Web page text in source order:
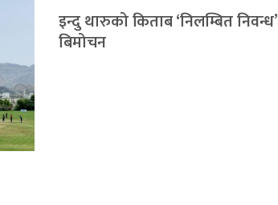
इन्दु थारुको किताब ‘निलम्बित निवन्ध’
बिमोचन